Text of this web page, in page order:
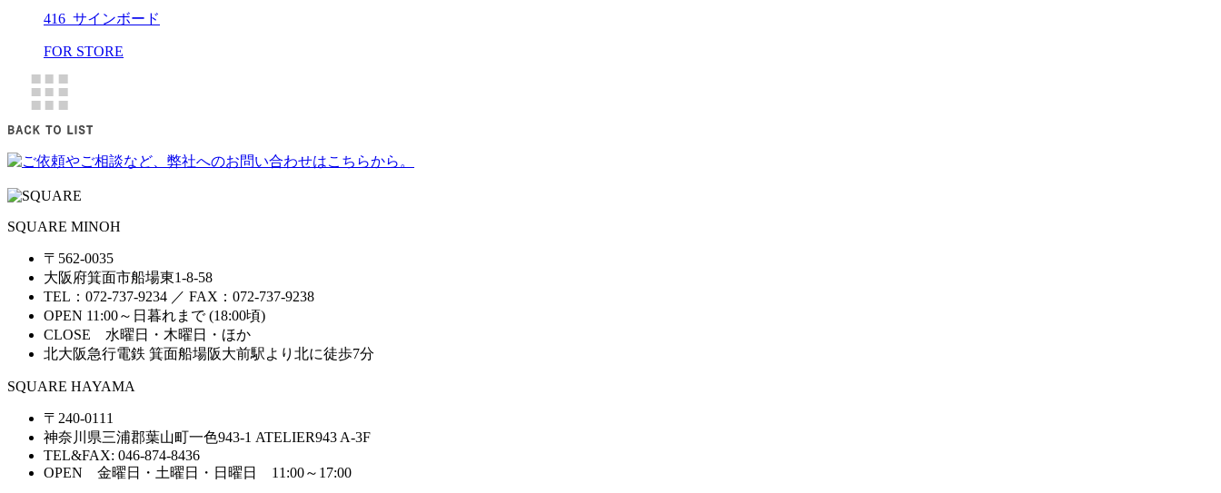
416_サインボード
FOR STORE
SQUARE MINOH
〒562-0035
大阪府箕面市船場東1-8-58
TEL：072-737-9234 ／ FAX：072-737-9238
OPEN 11:00～日暮れまで (18:00頃)
CLOSE 水曜日・木曜日・ほか
北大阪急行電鉄 箕面船場阪大前駅より北に徒歩7分
SQUARE HAYAMA
〒240-0111
神奈川県三浦郡葉山町一色943-1 ATELIER943 A-3F
TEL&FAX: 046-874-8436
OPEN 金曜日・土曜日・日曜日 11:00～17:00